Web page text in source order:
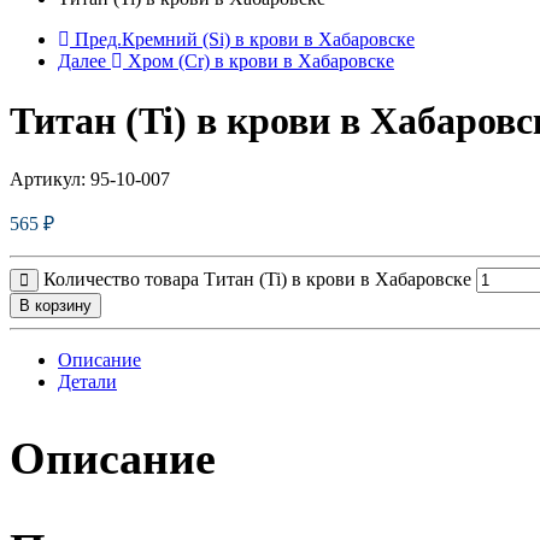
Пред.Кремний (Si) в крови в Хабаровске
Далее
Хром (Cr) в крови в Хабаровске
Титан (Ti) в крови в
Артикул: 95-10-007
565 ₽
Количество товара Титан (Ti) в крови в Хабаровске
В корзину
Описание
Детали
Описание